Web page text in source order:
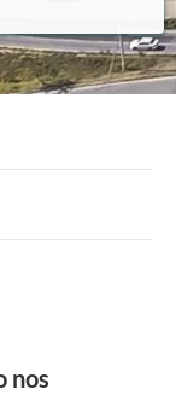
nos